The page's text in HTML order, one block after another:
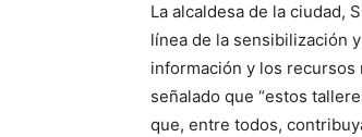
La alcaldesa de la ciudad,
línea de la sensibilización
información y los recursos
señalado que “estos
que, entre todos,